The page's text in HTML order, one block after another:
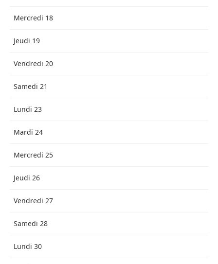
Mercredi 18
Jeudi 19
Vendredi 20
Samedi 21
Lundi 23
Mardi 24
Mercredi 25
Jeudi 26
Vendredi 27
Samedi 28
Lundi 30